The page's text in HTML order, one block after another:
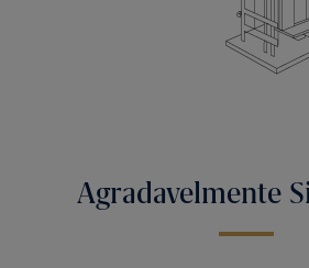
Agradavelmente